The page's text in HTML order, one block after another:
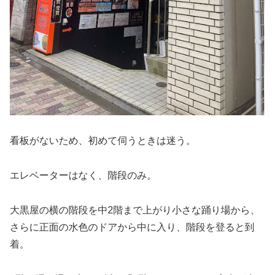
看板がないため、初めて伺うときは迷う。
エレベーターはなく、階段のみ。
大黒屋の横の階段を中2階まで上がり小さな踊り場から、
さらに正面の水色のドアから中に入り、階段を登ると到
着。